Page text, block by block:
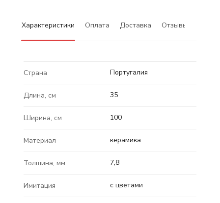
Характеристики Оплата Доставка Отзывы
Страна Португалия
Длина, см 35
Ширина, см 100
Материал керамика
Толщина, мм 7,8
Имитация с цветами